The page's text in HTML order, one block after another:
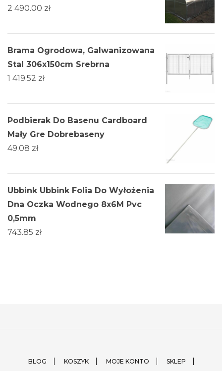
2 490.00 zł
Brama Ogrodowa, Galwanizowana
Stal 306x150cm Srebrna
1 419.52 zł
Podbierak Do Basenu Cardboard
Mały Gre Dobrebaseny
49.08 zł
Ubbink Ubbink Folia Do Wyłożenia
Dna Oczka Wodnego 8x6M Pvc
0,5mm
743.85 zł
BLOG KOSZYK MOJE KONTO SKLEP